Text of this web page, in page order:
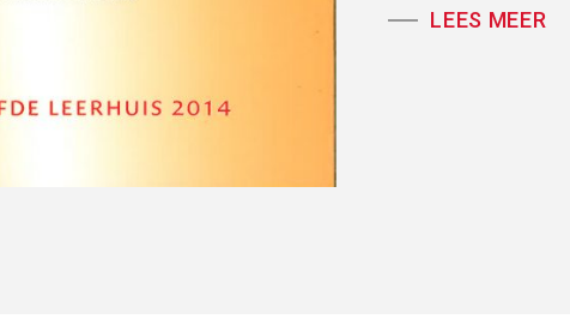
Joosse in Laetare
LEES MEER